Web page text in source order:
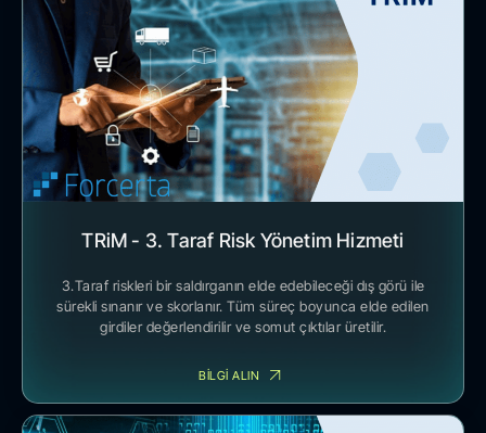
TRiM - 3. Taraf Risk Yönetim Hizmeti
3.Taraf riskleri bir saldırganın elde edebileceği dış görü ile
sürekli sınanır ve skorlanır. Tüm süreç boyunca elde edilen
girdiler değerlendirilir ve somut çıktılar üretilir.
BİLGİ ALIN